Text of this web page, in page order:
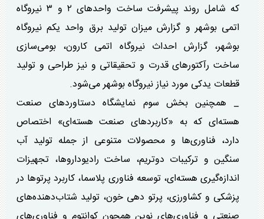
که شامل روند پیشرفت ساخت واحد‌های ۲ و ۳ نیروگاه
اتمی بوشهر و گزارش میزان تولید برق واحد یکم نیروگاه
بوشهر، گزارش احداث نیروگاه اتمی کارون، بومی‌سازی
ساخت رآکتور‌های قدرت و تحقیقاتی و نیز طراحی و تولید
قطعات یدکی مورد نیاز نیروگاه بوشهر می‌شود.
_ همچنین بخش سوم نمایشگاه دستاورد‌های صنعت
هسته‌ای که به «کاربرد‌های صنعت هسته‌ای» اختصاص
دارد، فناوری‌ها و محصولات متنوعی از جمله تولید آب
سنگین و ترکیبات دوتریم، ساخت رادیوداروها، تجهیزات
اندازه‌گیری هسته‌ای، توسعه فناوری پلاسما، کاربرد پرتو‌ها در
پزشکی و کشاورزی، پرتو دهی خون، تولید شتاب‌دهنده‌های